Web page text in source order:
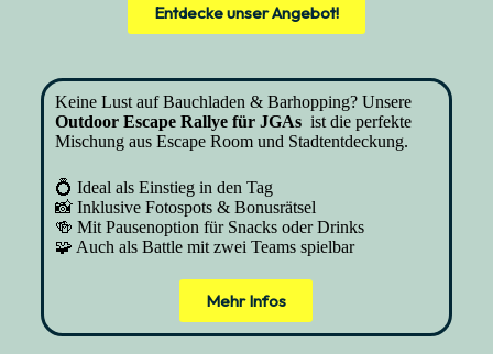
Entdecke unser Angebot!
Keine Lust auf Bauchladen & Barhopping? Unsere
Outdoor Escape Rallye für JGAs ist die perfekte
Mischung aus Escape Room und Stadtentdeckung.
💍 Ideal als Einstieg in den Tag
📸 Inklusive Fotospots & Bonusrätsel
🍻 Mit Pausenoption für Snacks oder Drinks
🧩 Auch als Battle mit zwei Teams spielbar
Mehr Infos